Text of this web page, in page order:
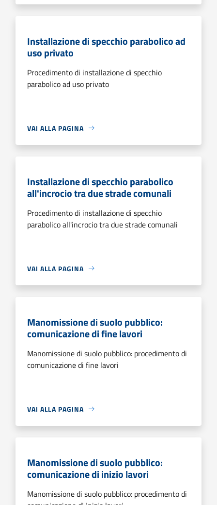
Installazione di specchio parabolico ad
uso privato
Procedimento di installazione di specchio
parabolico ad uso privato
VAI ALLA PAGINA
Installazione di specchio parabolico
all'incrocio tra due strade comunali
Procedimento di installazione di specchio
parabolico all'incrocio tra due strade comunali
VAI ALLA PAGINA
Manomissione di suolo pubblico:
comunicazione di fine lavori
Manomissione di suolo pubblico: procedimento di
comunicazione di fine lavori
VAI ALLA PAGINA
Manomissione di suolo pubblico:
comunicazione di inizio lavori
Manomissione di suolo pubblico: procedimento di